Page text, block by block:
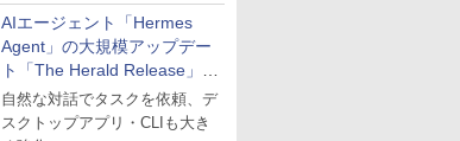
AIエージェント「Hermes
Agent」の大規模アップデー
ト「The Herald Release」が
公開
自然な対話でタスクを依頼、デ
スクトップアプリ・CLIも大き